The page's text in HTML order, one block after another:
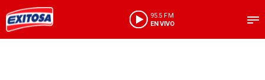
95.5 FM
EN VIVO